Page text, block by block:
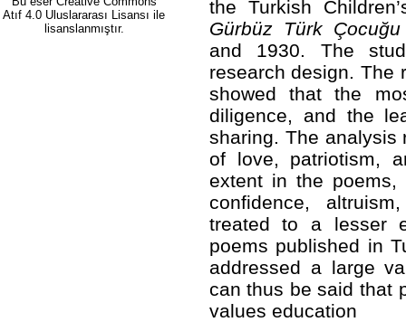
Atıf 4.0 Uluslararası Lisansı ile
lisanslanmıştır.
the Turkish
Gürbüz Türk
and 1930. The
research design. The
showed that the
diligence, and the
sharing. The analysis
of love, patriotism,
extent in the poems,
confidence,
treated to a lesser
poems published in
addressed a large
can thus be said that
values education